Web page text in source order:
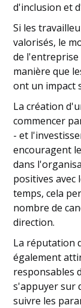
d'inclusion et
Si les
valorisés, le
de l'entreprise
manière que
ont un impact
La création
commencer
- et
encouragent
dans
positives avec
temps, cela
nombre de
direction.
La réputation
également
responsables
s'appuyer sur
suivre les